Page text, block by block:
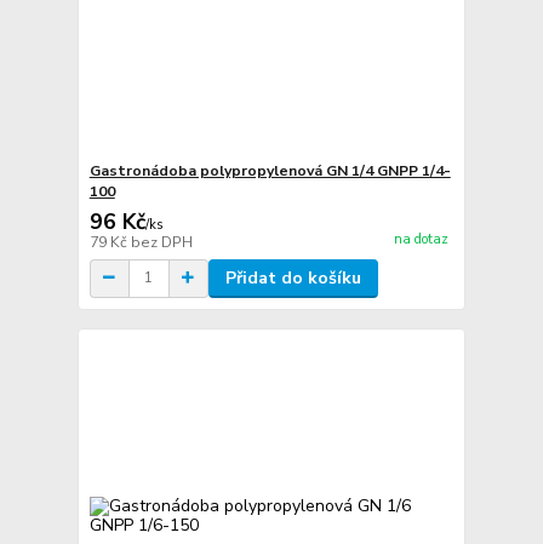
Gastronádoba polypropylenová GN 1/4 GNPP 1/4-
100
96 Kč/ks
79 Kč bez DPH na dotaz
Přidat do košíku